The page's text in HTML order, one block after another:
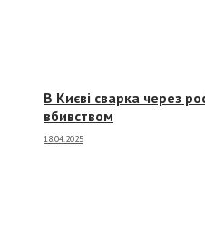
В Києві сварка через
вбивством
18.04.2025